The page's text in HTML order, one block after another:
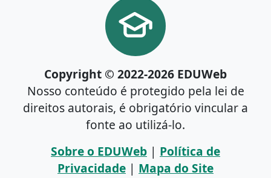
Copyright © 2022-2026 EDUWeb
Nosso conteúdo é protegido pela lei de
direitos autorais, é obrigatório vincular a
fonte ao utilizá-lo.
Sobre o EDUWeb | Política de
Privacidade | Mapa do Site